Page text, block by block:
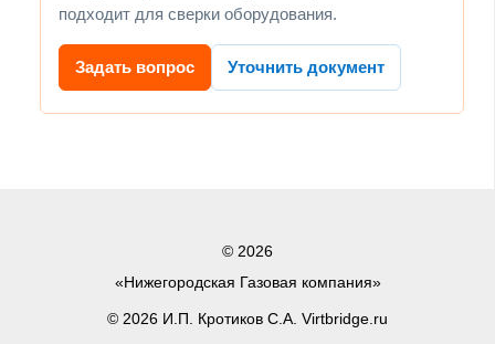
подходит для сверки оборудования.
Задать вопрос Уточнить документ
© 2026
«Нижегородская Газовая компания»
© 2026 И.П. Кротиков С.А. Virtbridge.ru